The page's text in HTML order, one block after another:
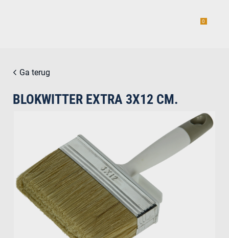
0
Ga terug
BLOKWITTER EXTRA 3X12 CM.